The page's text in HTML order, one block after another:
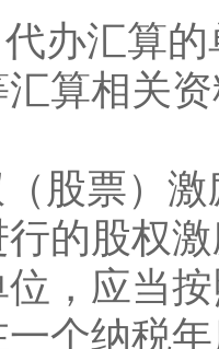
汇算的
算相关
票）激
的股权
，应当
个纳税